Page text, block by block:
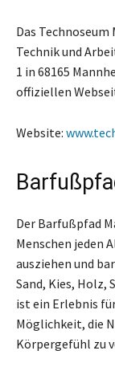
Das
Technik und
1 in 68165
offiziellen
Website:
Der Barfußpfad
Menschen jeden
ausziehen und
Sand, Kies, Holz,
ist ein Erlebnis
Möglichkeit, die
Körpergefühl zu